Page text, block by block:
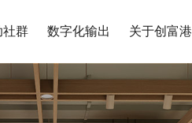
社群 数字化输出 关于创富港